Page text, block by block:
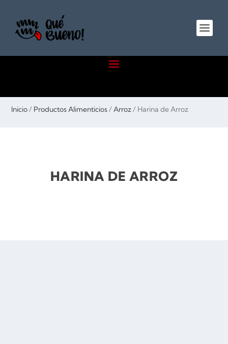
Inicio/ Productos Alimenticios/Arroz/ Harina de Arroz
HARINA DE ARROZ